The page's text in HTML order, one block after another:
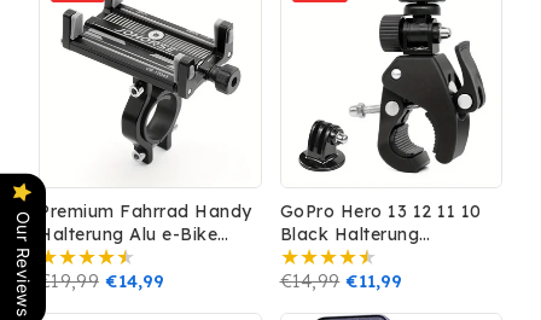
Premium Fahrrad Handy
Halterung Alu e-Bike
Halter Smartphone
Universal iPhone
Normaler
Preis
€19,99 Verkaufspreis
€14,99
GoPro Hero 13 12 11 10
Black Halterung
Motorrad Fahrrad Lenker
Action Kamera DJI
Normaler
€14,99 Verkaufspreis
€11,99
Our Reviews